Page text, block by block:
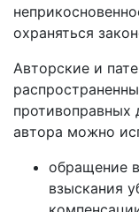
охраняться
Авторские и
противоправных
автора можно
обращение
взыскания